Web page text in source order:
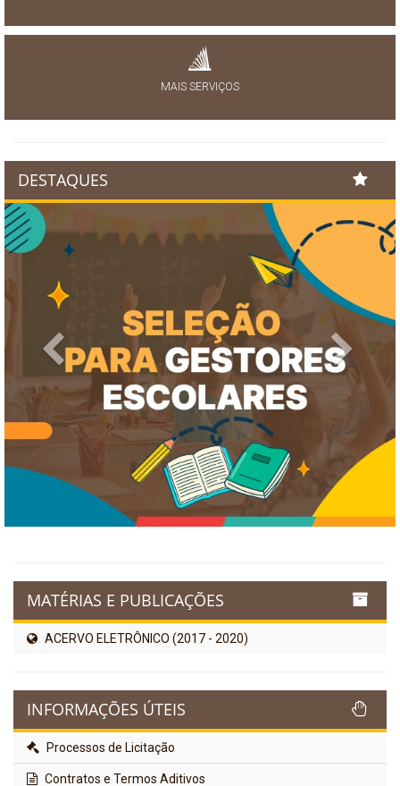
MAIS SERVIÇOS
DESTAQUES
Previous Next
MATÉRIAS E PUBLICAÇÕES
ACERVO ELETRÔNICO (2017 - 2020)
INFORMAÇÕES ÚTEIS
Processos de Licitação
Contratos e Termos Aditivos